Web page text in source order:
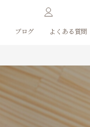
ブログ よくある質問